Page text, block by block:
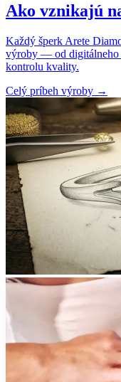
Ako vznikajú
Každý šperk Arete
výroby — od digitálneho
kontrolu kvality.
Celý príbeh výroby →